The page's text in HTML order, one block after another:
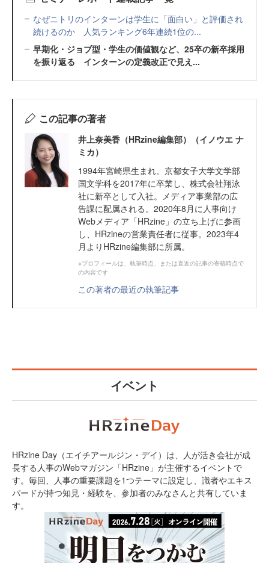
なぜニトリのインターンは学生に「面白い」と評価され
続けるのか 人気ランキング6年連続1位の...
早期化・ジョブ型・学生の価値観など、25卒の新卒採用
を振り返る インターンの定義改正で見え...
この記事の著者
井上奈美香（HRzine編集部）（イノウエ ナ
ミカ）
1994年宮崎県生まれ。京都女子大学文学部
国文学科を2017年に卒業し、株式会社翔泳
社に新卒として入社。メディア事業部の広
告課に配属される。2020年8月に人事向け
Webメディア「HRzine」の立ち上げに参画
し、HRzineの営業責任者に従事。2023年4
月よりHRzine編集部に所属。
※プロフィールは、執筆時点、または直近の記事の寄稿時点で
の内容です
この著者の最近の執筆記事
イベント
HRzine Day（エイチアールジン・デイ）は、人が活き会社が成
長する人事のWebマガジン「HRzine」が主催するイベントで
す。毎回、人事の重要課題を1つテーマに設定し、識者やエキス
パードが持つ知見・経験を、参加者のみなさんと共有していま
す。